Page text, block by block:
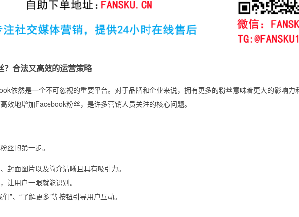
合法又高效的运营策略
依然是一个不可忽视的重要平台。对于品牌和企业来说，拥有更多的粉丝意味着更大的影响力
效地增加Facebook粉丝，是许多营销人员关注的核心问题。
丝的第一步。
封面图片以及简介清晰且具有吸引力。
让用户一眼就能识别。
”、“了解更多”等按钮引导用户互动。